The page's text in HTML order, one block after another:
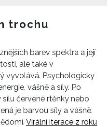
trochu
barev spektra a její
ale také v
vyvolává. Psychologicky
vášně a síly. Po
červené rtěnky nebo
je barvou síly a vášně.
Virální iterace z roku